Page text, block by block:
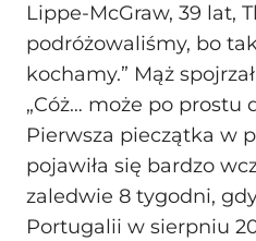
Lippe-McGraw, 39 lat,
podróżowaliśmy, bo
kochamy.” Mąż
„Cóż… może po prostu
Pierwsza pieczątka w
pojawiła się bardzo
zaledwie 8 tygodni,
Portugalii w sierpniu